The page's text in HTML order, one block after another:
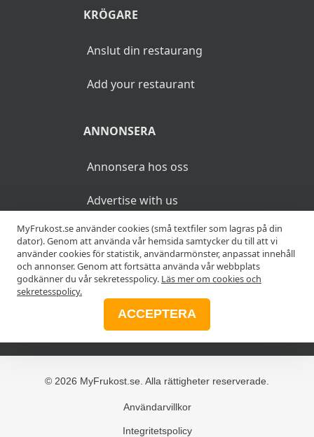
KRÖGARE
Anslut din restaurang
Add your restaurant
ANNONSERA
Annonsera hos oss
Advertise with us
MER
Alla frukostar
© 2026 MyFrukost.se. Alla rättigheter reserverade.
Användarvillkor
Integritetspolicy
MyFrukost.se använder cookies (små textfiler som lagras på din
dator). Genom att använda vår hemsida samtycker du till att vi
använder cookies för statistik, användarmönster, anpassat innehåll
och annonser. Genom att fortsätta använda vår webbplats
godkänner du vår sekretesspolicy. Läs mer om cookies och
sekretesspolicy.
ACCEPTERA